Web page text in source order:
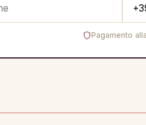
Pagamento